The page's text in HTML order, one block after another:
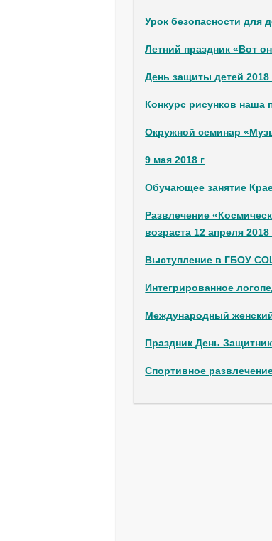
Урок безопасности для
Летний праздник «Вот
День защиты детей 2018
Конкурс рисунков наша
Окружной семинар
9 мая 2018 г
Обучающее занятие
Развлечение
возраста 12 апреля 2018
Выступление в ГБОУ
Интегрированное
Международный
Праздник День
Спортивное